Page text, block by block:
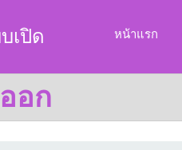
เปิด หน้าแรก
อก